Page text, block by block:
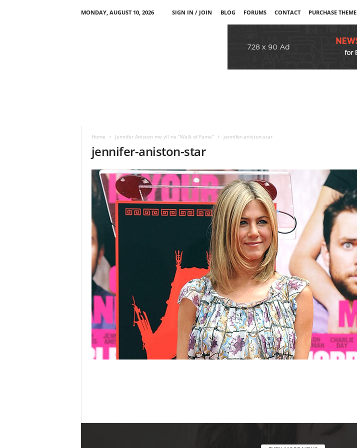
MONDAY, AUGUST 10, 2026 SIGN IN / JOIN BLOG FORUMS CONTACT PURCHASE THEME
Home Jennifer Aniston me yll ne “Walk of Fame” jennifer-aniston-star
jennifer-aniston-star